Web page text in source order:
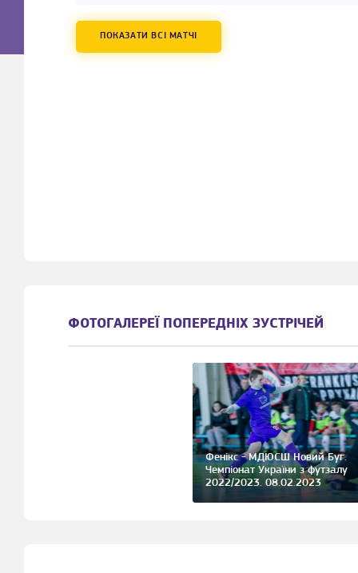
ПОКАЗАТИ ВСІ МАТЧІ
ФОТОГАЛЕРЕЇ ПОПЕРЕДНІХ ЗУСТРІЧЕЙ
Фенікс - МДЮСШ Новий Буг.
Чемпіонат України з футзалу
2022/2023. 08.02.2023